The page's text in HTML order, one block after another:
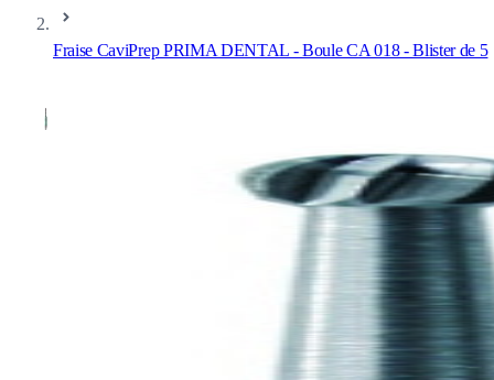
Fraise CaviPrep PRIMA DENTAL - Boule CA 018 - Blister de 5